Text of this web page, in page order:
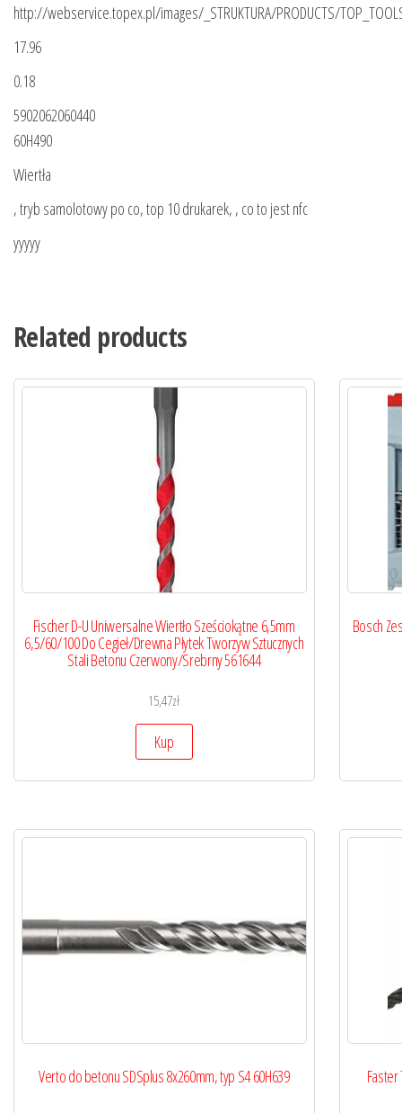
http://webservice.topex.pl/images/_STRUKTURA/PRODUCTS/
17.96
0.18
5902062060440
60H490
Wiertła
, tryb samolotowy po co, top 10 drukarek, , co to jest nfc
yyyyy
Related products
Fischer D-U Uniwersalne Wiertło Sześciokątne 6,5mm
6,5/60/100 Do Cegieł/Drewna Płytek Tworzyw Sztucznych
Stali Betonu Czerwony/Srebrny 561644
15,47zł
Kup
Bosch
Verto do betonu SDSplus 8x260mm, typ S4 60H639